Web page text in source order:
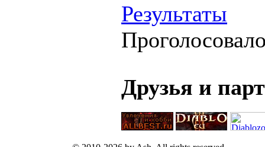
Результаты
Друзья и